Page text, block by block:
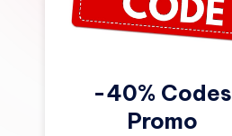
-40% Codes
Promo